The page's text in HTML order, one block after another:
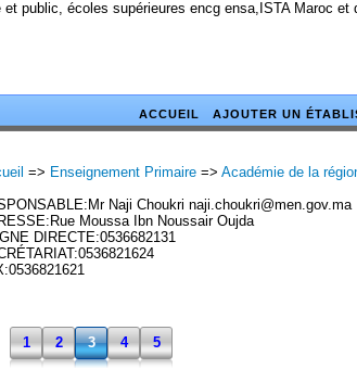
public, écoles supérieures encg ensa,ISTA Maroc
ACCUEIL AJOUTER UN
=> Enseignement Primaire => Académie de la
Naji Choukri naji.choukri@men.gov.ma
Moussa Ibn Noussair Oujda
DIRECTE:0536682131
1 2 3 4 5